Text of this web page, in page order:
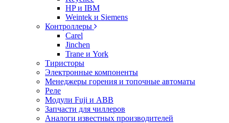
HP и IBM
Weintek и Siemens
Контроллеры
Carel
Jinchen
Trane и York
Тиристоры
Электронные компоненты
Менеджеры горения и топочные автоматы
Реле
Модули Fuji и ABB
Запчасти для чиллеров
Аналоги известных производителей